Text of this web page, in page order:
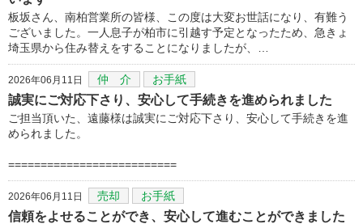
板坂さん、南柏営業所の皆様、この度は大変お世話になり、有難う
ございました。一人息子が柏市に引越す予定となったため、急きょ
埼玉県から住み替えをすることになりましたが、…
2026年06月11日 仲 介 お手紙
誠実にご対応下さり、安心して手続きを進められました
ご担当頂いた、遠藤様は誠実にご対応下さり、安心して手続きを進
められました。
==========================
2026年06月11日 売却 お手紙
信頼をよせることができ、安心して進むことができました